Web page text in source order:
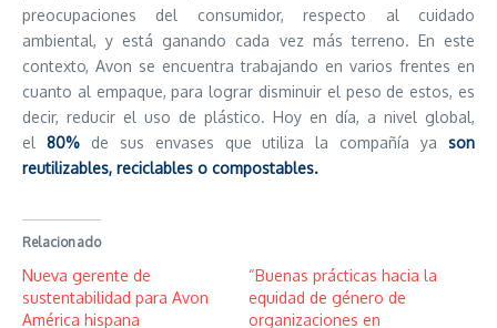
preocupaciones del consumidor, respecto al cuidado
ambiental, y está ganando cada vez más terreno. En este
contexto, Avon se encuentra trabajando en varios frentes en
cuanto al empaque, para lograr disminuir el peso de estos, es
decir, reducir el uso de plástico. Hoy en día, a nivel global,
el 80% de sus envases que utiliza la compañía yason
reutilizables, reciclables o compostables.
Relacionado
Nueva gerente de
sustentabilidad para Avon
América hispana
“Buenas prácticas hacia la
equidad de género de
organizaciones en